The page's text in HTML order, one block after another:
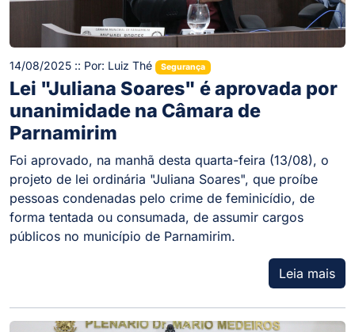
14/08/2025 :: Por: Luiz Thé Segurança
Lei "Juliana Soares" é aprovada por
unanimidade na Câmara de
Parnamirim
Foi aprovado, na manhã desta quarta-feira (13/08), o
projeto de lei ordinária "Juliana Soares", que proíbe
pessoas condenadas pelo crime de feminicídio, de
forma tentada ou consumada, de assumir cargos
públicos no município de Parnamirim.
Leia mais